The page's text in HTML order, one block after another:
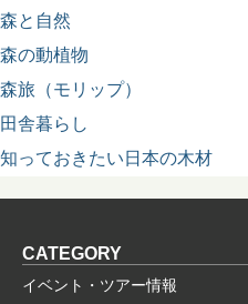
森と自然
森の動植物
森旅（モリップ）
田舎暮らし
知っておきたい日本の木材
CATEGORY
イベント・ツアー情報